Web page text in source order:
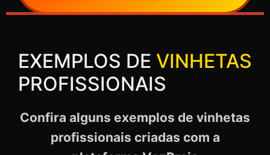
EXEMPLOS DE VINHETAS
PROFISSIONAIS
Confira alguns exemplos de vinhetas
profissionais criadas com a